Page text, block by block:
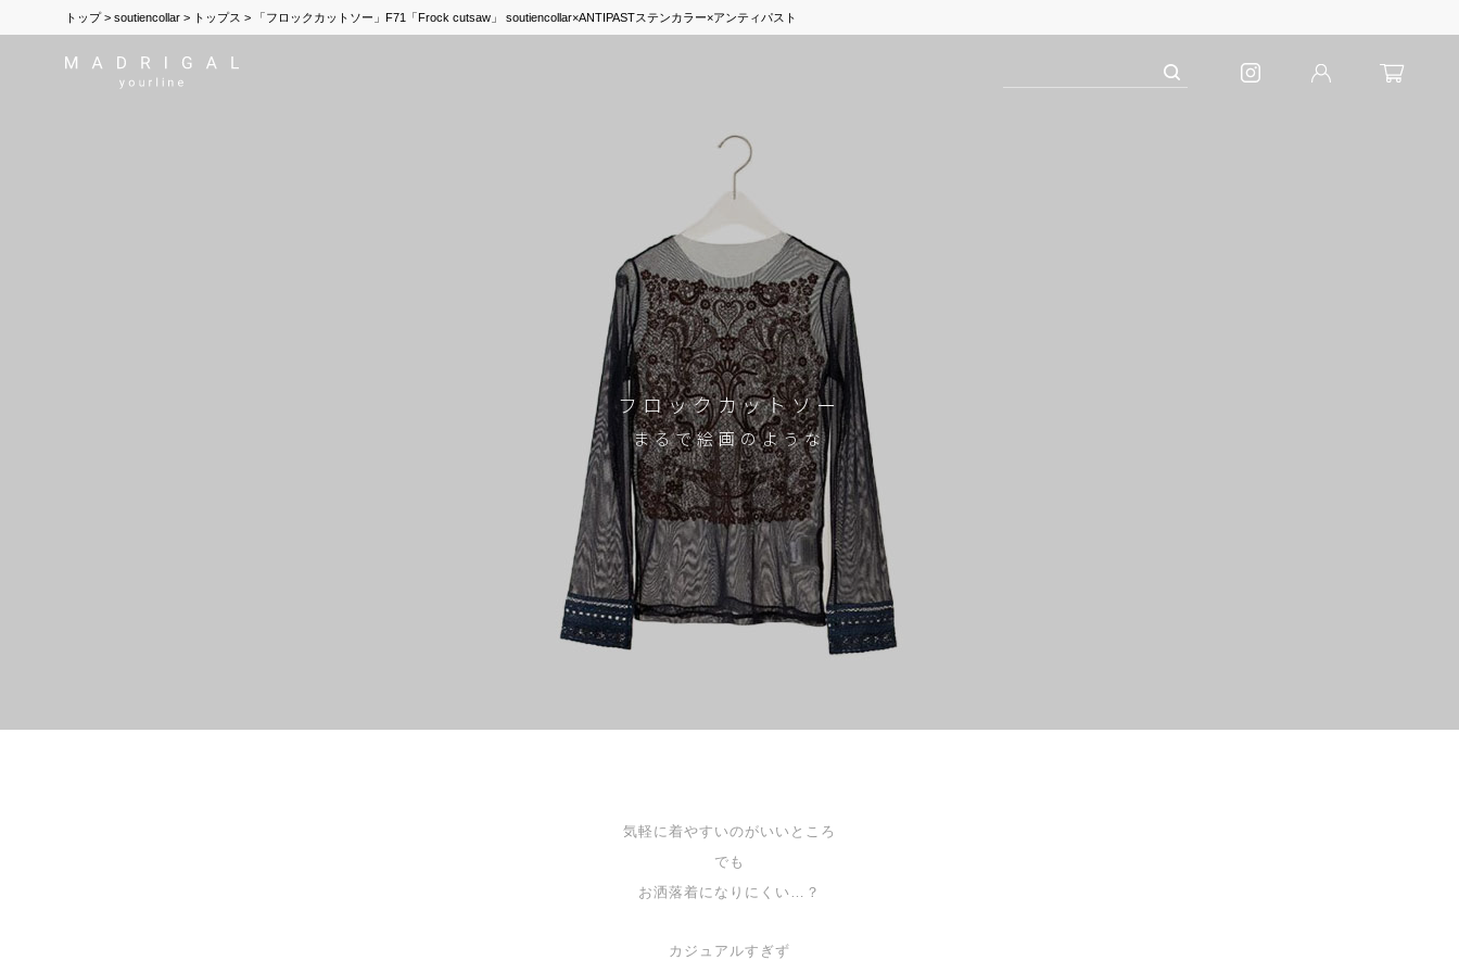
トップ soutiencollar トップス 「フロックカットソー」F71「Frock cutsaw」 soutiencollar×ANTIPASTステンカラー×アンティパスト
フロックカットソー
まるで絵画のような
気軽に着やすいのがいいところ
でも
お洒落着になりにくい…？
カジュアルすぎず